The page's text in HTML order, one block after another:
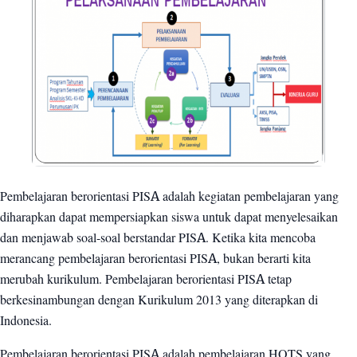
Pembelajaran berorientasi PISA adalah kegiatan pembelajaran yang
diharapkan dapat mempersiapkan siswa untuk dapat menyelesaikan
dan menjawab soal-soal berstandar PISA. Ketika kita mencoba
merancang pembelajaran berorientasi PISA, bukan berarti kita
merubah kurikulum. Pembelajaran berorientasi PISA tetap
berkesinambungan dengan Kurikulum 2013 yang diterapkan di
Indonesia.
Pembelajaran berorientasi PISA adalah pembelajaran HOTS yang